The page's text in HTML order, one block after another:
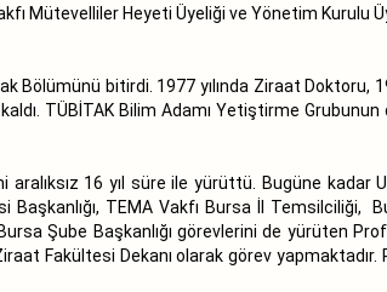
Mütevelliler Heyeti Üyeliği ve Yönetim Kurulu
Bölümünü bitirdi. 1977 yılında Ziraat Doktoru,
TÜBİTAK Bilim Adamı Yetiştirme
16 yıl süre ile yürüttü. Bugüne kadar
Başkanlığı, TEMA Vakfı Bursa İl Temsilciliği,
Şube Başkanlığı görevlerini de yürüten
Fakültesi Dekanı olarak görev yapmaktadır.